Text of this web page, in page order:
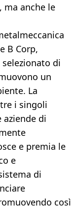
ma anche le
B Corp,
di
un
La
i singoli
di
e premia le
e
di
così